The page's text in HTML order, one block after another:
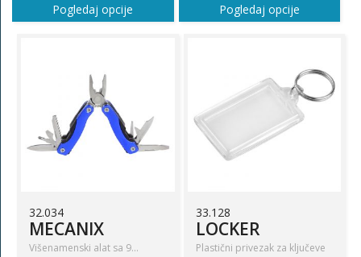
Pogledaj opcije Pogledaj opcije
32.034
MECANIX
Višenamenski alat sa 9…
33.128
LOCKER
Plastični privezak za ključeve